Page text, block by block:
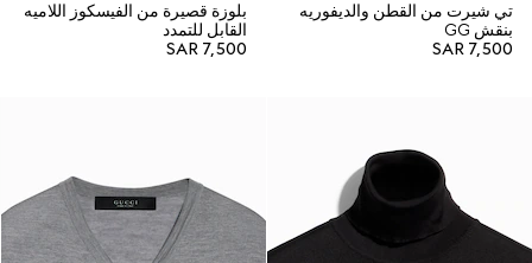
تي شيرت من القطن والديفوريه
بنقش GG
SAR 7,500
بلوزة قصيرة من الفيسكوز اللاميه
القابل للتمدد
SAR 7,500